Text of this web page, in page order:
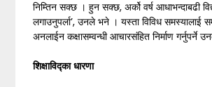
निम्तिन सक्छ । हुन सक्छ, अर्को वर्ष आधाभन्दाबढी
लगाउनुपर्ला’, उनले भने । यस्ता विविध समस्यालाई
अनलाईन कक्षासम्वन्धी आचारसंहित निर्माण गर्नुपर्ने
शिक्षाविद्का धारणा